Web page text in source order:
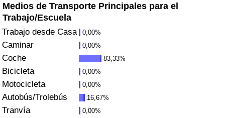
Medios de Transporte Principales para el
Trabajo/Escuela
Trabajo desde Casa 0,00%
Caminar 0,00%
Coche 83,33%
Bicicleta 0,00%
Motocicleta 0,00%
Autobús/Trolebús 16,67%
Tranvía 0,00%
Índice de criminalidad por país
Sanidad
Índice de Sanidad (Actual)
Índice de Sanidad
Índice de Sanidad por País